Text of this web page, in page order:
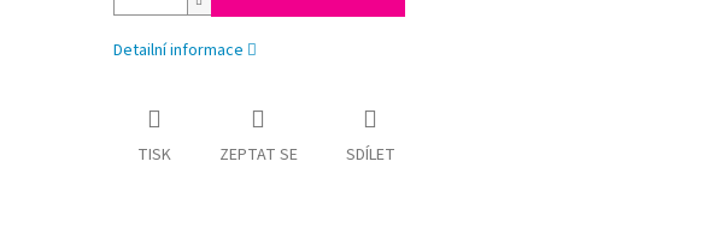
Detailní informace
TISK ZEPTAT SE SDÍLET